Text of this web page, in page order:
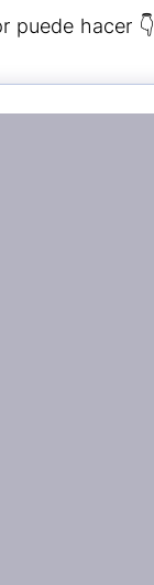
puede hacer 👇